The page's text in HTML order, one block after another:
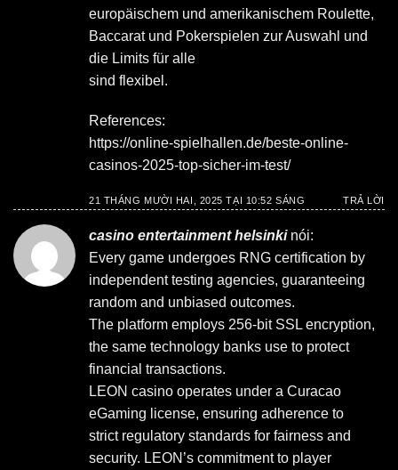
europäischem und amerikanischem Roulette,
Baccarat und Pokerspielen zur Auswahl und
die Limits für alle
sind flexibel.
References:
https://online-spielhallen.de/beste-online-
casinos-2025-top-sicher-im-test/
21 THÁNG MƯỜI HAI, 2025 TẠI 10:52 SÁNG TRẢ LỜI
casino entertainment helsinki nói:
Every game undergoes RNG certification by
independent testing agencies, guaranteeing
random and unbiased outcomes.
The platform employs 256-bit SSL encryption,
the same technology banks use to protect
financial transactions.
LEON casino operates under a Curacao
eGaming license, ensuring adherence to
strict regulatory standards for fairness and
security. LEON’s commitment to player